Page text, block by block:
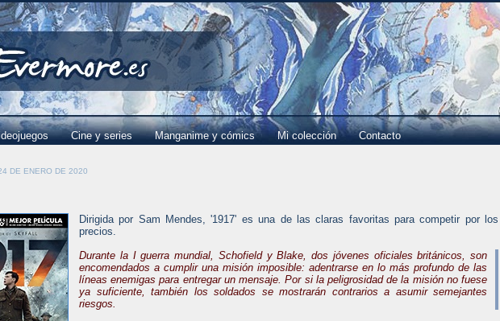
Cine y series Manganime y cómics Mi colección Contacto
DE ENERO DE 2020
Dirigida por Sam Mendes, '1917' es una de las claras favoritas para competir por los
precios.
Durante la I guerra mundial, Schofield y Blake, dos jóvenes oficiales británicos, son
encomendados a cumplir una misión imposible: adentrarse en lo más profundo de las
líneas enemigas para entregar un mensaje. Por si la peligrosidad de la misión no fuese
ya suficiente, también los soldados se mostrarán contrarios a asumir semejantes
riesgos.